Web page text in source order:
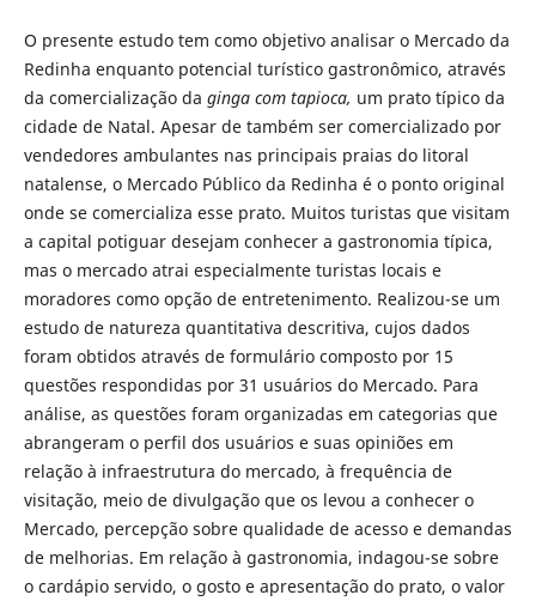
O presente estudo tem como objetivo analisar o Mercado da
Redinha enquanto potencial turístico gastronômico, através
da comercialização da ginga com tapioca, um prato típico da
cidade de Natal. Apesar de também ser comercializado por
vendedores ambulantes nas principais praias do litoral
natalense, o Mercado Público da Redinha é o ponto original
onde se comercializa esse prato. Muitos turistas que visitam
a capital potiguar desejam conhecer a gastronomia típica,
mas o mercado atrai especialmente turistas locais e
moradores como opção de entretenimento. Realizou-se um
estudo de natureza quantitativa descritiva, cujos dados
foram obtidos através de formulário composto por 15
questões respondidas por 31 usuários do Mercado. Para
análise, as questões foram organizadas em categorias que
abrangeram o perfil dos usuários e suas opiniões em
relação à infraestrutura do mercado, à frequência de
visitação, meio de divulgação que os levou a conhecer o
Mercado, percepção sobre qualidade de acesso e demandas
de melhorias. Em relação à gastronomia, indagou-se sobre
o cardápio servido, o gosto e apresentação do prato, o valor